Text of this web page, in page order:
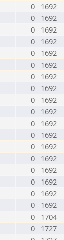
0
1692
0
1692
0
1692
0
1692
0
1692
0
1692
0
1692
0
1692
0
1692
0
1692
0
1692
0
1692
0
1692
0
1692
0
1692
0
1692
0
1692
0
1692
0
1704
0
1727